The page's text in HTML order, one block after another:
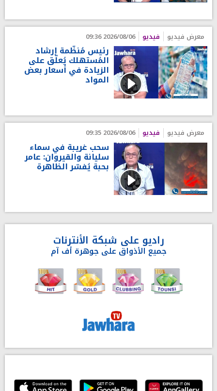
معرض فيديو فيديو 2026/08/06 09:36
رئيس مُنظّمة إرشاد
المُستهلك يُعلّق على
الزيادة في أسعار بعض
المواد
معرض فيديو فيديو 2026/08/06 09:35
سحب غريبة في سماء
سليانة والقيروان: عامر
بحبة يُفسّر الظاهرة
راديو على شبكة الأنترنات
جميع الأذواق على جوهرة أف آم